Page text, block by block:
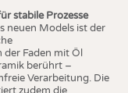
stabile Prozesse
neuen Models ist der
Faden mit Öl
berührt –
Verarbeitung. Die
zudem die